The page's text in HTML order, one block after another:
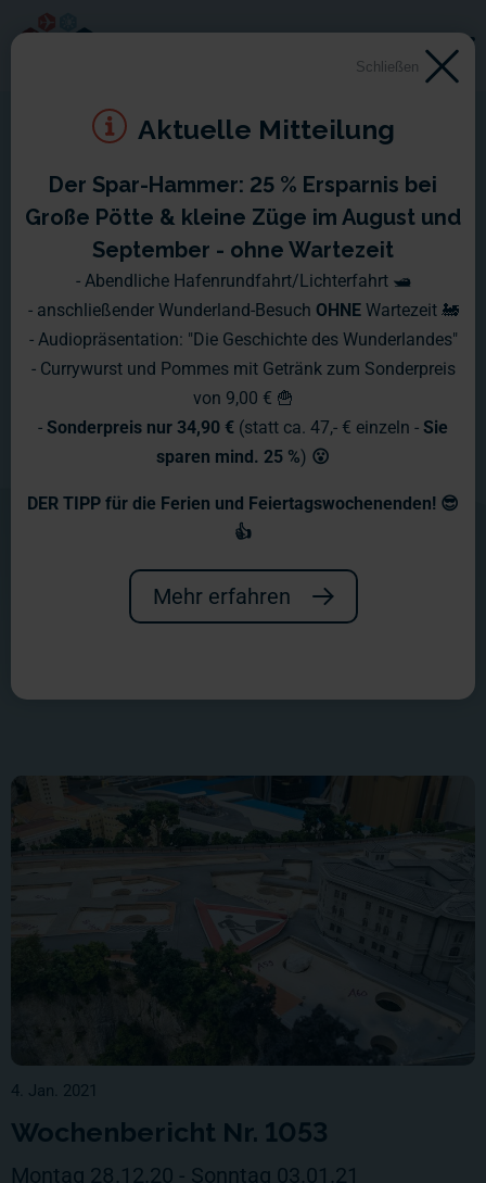
Wochenberichte 2020
feierten wir den Neubau der Kirmes
4. Jan. 2021
Wochenbericht Nr. 1053
Montag 28.12.20 - Sonntag 03.01.21
Schließen
Aktuelle Mitteilung
Der Spar-Hammer: 25 % Ersparnis bei
Große Pötte & kleine Züge im August und
September - ohne Wartezeit
- Abendliche Hafenrundfahrt/Lichterfahrt 🛥️
- anschließender Wunderland-Besuch OHNE Wartezeit 🚂
- Audiopräsentation: "Die Geschichte des Wunderlandes"
- Currywurst und Pommes mit Getränk zum Sonderpreis
von 9,00 € 🍟
- Sonderpreis nur 34,90 € (statt ca. 47,- € einzeln - Sie
sparen mind. 25 %) 😮
DER TIPP für die Ferien und Feiertagswochenenden! 😎
👍
Mehr erfahren